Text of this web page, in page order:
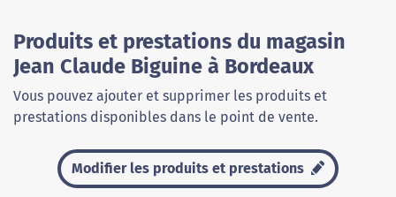
Produits et prestations du magasin
Jean Claude Biguine à Bordeaux
Vous pouvez ajouter et supprimer les produits et
prestations disponibles dans le point de vente.
Modifier les produits et prestations